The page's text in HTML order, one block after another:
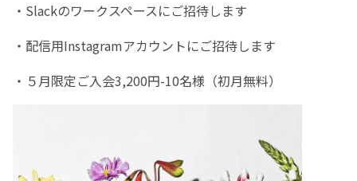
・Slackのワークスペースにご招待します
・配信用Instagramアカウントにご招待します
・５月限定ご入会3,200円-10名様（初月無料）